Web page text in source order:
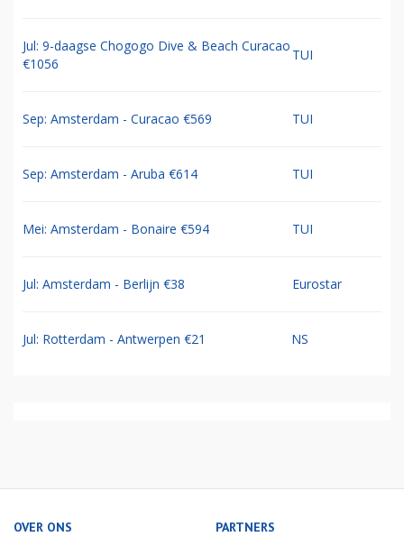
Jul: 9-daagse Chogogo Dive & Beach Curacao
€1056
TUI
Sep: Amsterdam - Curacao €569 TUI
Sep: Amsterdam - Aruba €614 TUI
Mei: Amsterdam - Bonaire €594 TUI
Jul: Amsterdam - Berlijn €38 Eurostar
Jul: Rotterdam - Antwerpen €21 NS
OVER ONS PARTNERS